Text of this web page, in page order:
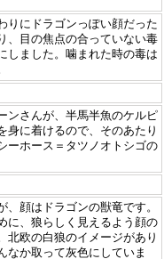
りにドラゴンっぽい顔だった
、目の焦点の合っていない毒
しました。噛まれた時の毒は
ンさんが、半馬半魚のケルピ
身に着けるので、そのあたり
ーホース＝タツノオトシゴの
顔はドラゴンの獣竜です。
に、狼らしく見えるよう顔の
北欧の白狼のイメージがあり
なか取って灰色にしていま